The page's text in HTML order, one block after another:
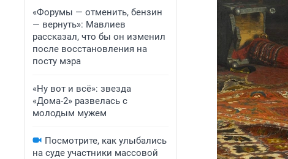
«Форумы — отменить, бензин
— вернуть»: Мавлиев
рассказал, что бы он изменил
после восстановления на
посту мэра
«Ну вот и всё»: звезда
«Дома-2» развелась с
молодым мужем
Посмотрите, как улыбались
на суде участники массовой